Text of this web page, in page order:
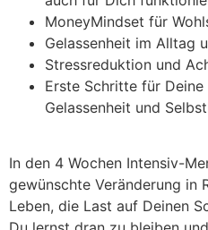
MoneyMindset für
Gelassenheit im Alltag
Stressreduktion und
Erste Schritte für
Gelassenheit und
In den 4 Wochen Intensiv-
gewünschte Veränderung in
Leben, die Last auf Deinen